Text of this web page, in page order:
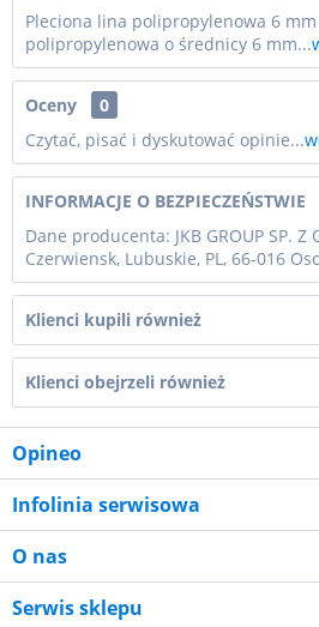
Pleciona lina polipropylenowa 6
polipropylenowa o średnicy 6 mm...
Oceny
0
Czytać, pisać i dyskutować opinie...
INFORMACJE O BEZPIECZEŃSTWIE
Dane producenta: JKB GROUP SP. Z
Czerwiensk, Lubuskie, PL, 66-016
Klienci kupili również
Klienci obejrzeli również
Opineo
Infolinia serwisowa
O nas
Serwis sklepu